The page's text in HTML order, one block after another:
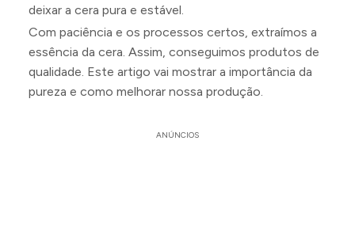
deixar a cera pura e estável.
Com paciência e os processos certos, extraímos a
essência da cera. Assim, conseguimos produtos de
qualidade. Este artigo vai mostrar a importância da
pureza e como melhorar nossa produção.
ANÚNCIOS